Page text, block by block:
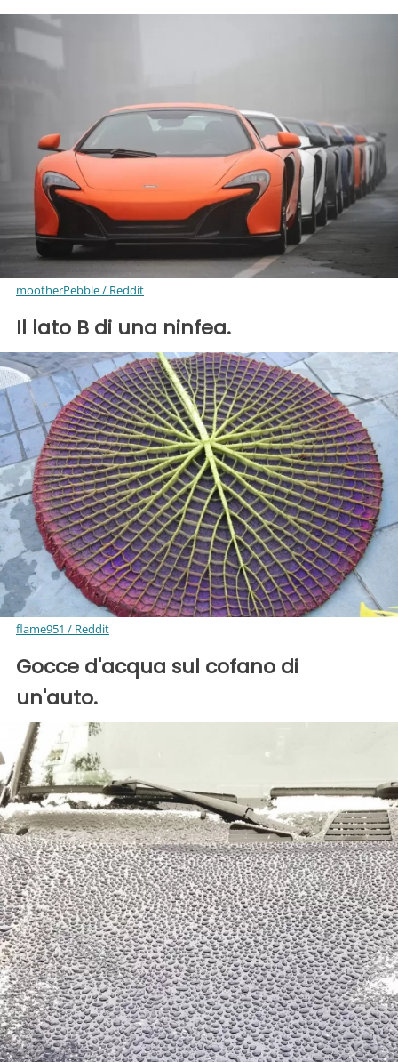
mootherPebble / Reddit
Il lato B di una ninfea.
flame951 / Reddit
Gocce d'acqua sul cofano di
un'auto.